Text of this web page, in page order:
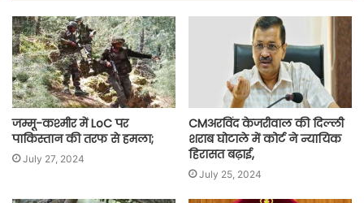
जम्मू-कश्मीर में LoC पर
पाकिस्तान की तरफ से हमला;
July 27, 2024
CMअरविंद केजरीवाल की दिल्ली
शराब घोटाले में कोर्ट ने न्यायिक
हिरासत बढ़ाई,
July 25, 2024